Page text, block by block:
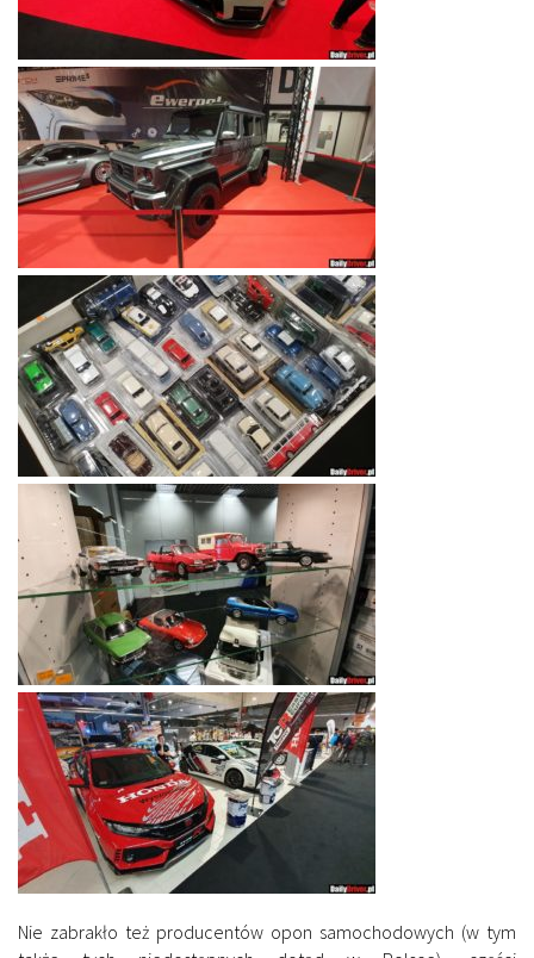
Nie zabrakło też producentów opon samochodowych (w tym